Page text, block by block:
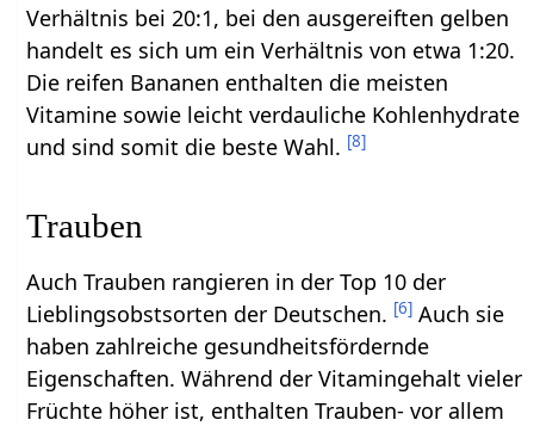
Verhältnis bei 20:1, bei den ausgereiften gelben
handelt es sich um ein Verhältnis von etwa 1:20.
Die reifen Bananen enthalten die meisten
Vitamine sowie leicht verdauliche Kohlenhydrate
und sind somit die beste Wahl. [8]
Trauben
Auch Trauben rangieren in der Top 10 der
Lieblingsobstsorten der Deutschen. [6] Auch sie
haben zahlreiche gesundheitsfördernde
Eigenschaften. Während der Vitamingehalt vieler
Früchte höher ist, enthalten Trauben- vor allem